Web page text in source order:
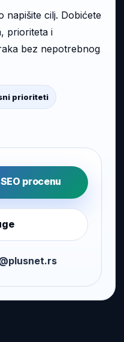
napišite cilj. Dobićete
prioriteta i
bez nepotrebnog
prioriteti
procenu